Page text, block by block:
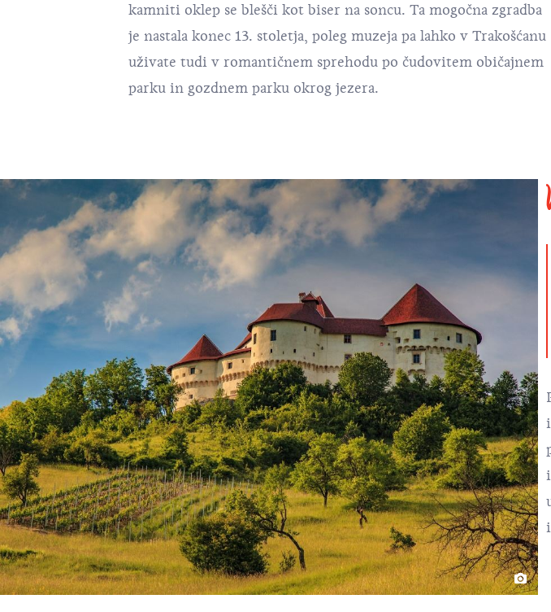
kamniti oklep se blešči kot biser na soncu. Ta mogočna zgradba
je nastala konec 13. stoletja, poleg muzeja pa lahko v Trakošćanu
uživate tudi v romantičnem sprehodu po čudovitem običajnem
parku in gozdnem parku okrog jezera.